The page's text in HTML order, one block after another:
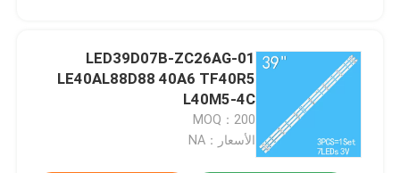
LED39D07B-ZC26AG-01
LE40AL88D88 40A6 TF40R5
L40M5-4C
MOQ：200
الأسعار：NA